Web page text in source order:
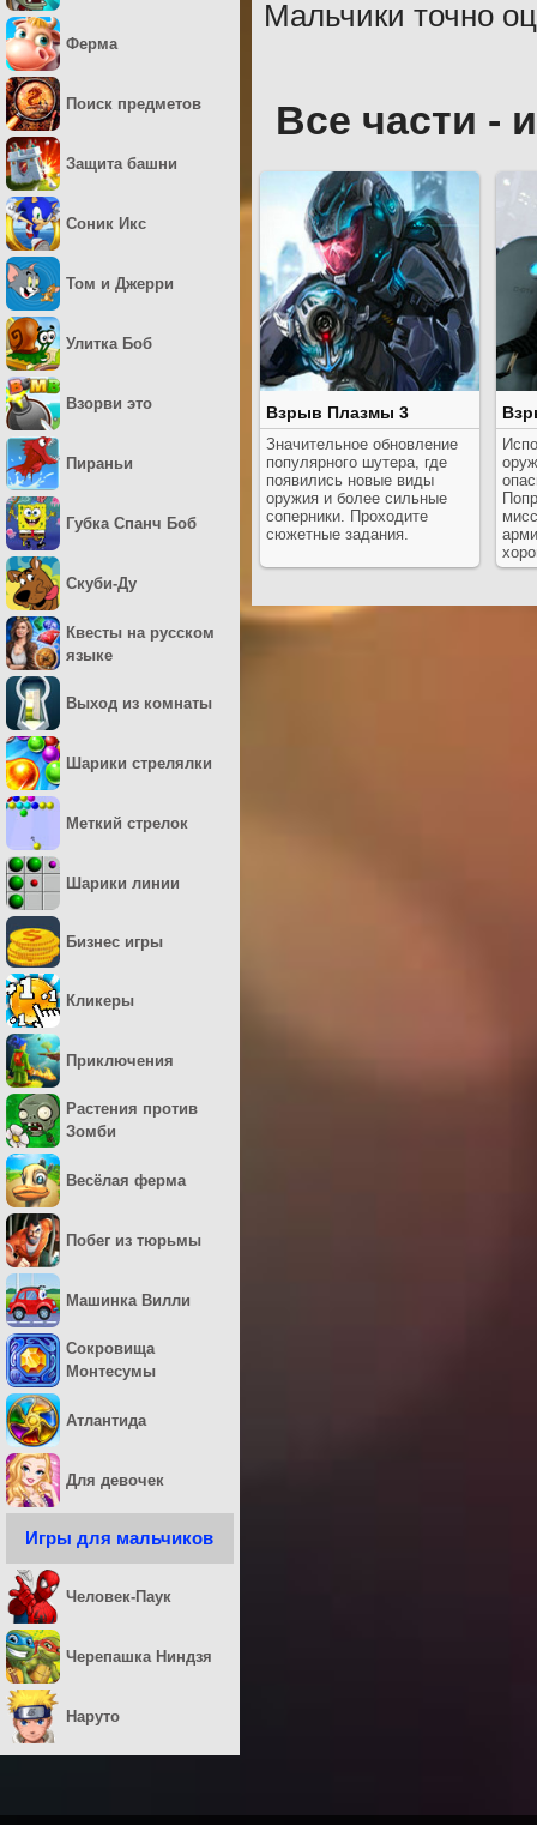
Мальчики точно
Все части -
Взрыв Плазмы 3
Значительное обновление
популярного шутера, где
появились новые виды
оружия и более сильные
соперники. Проходите
сюжетные задания.
Ферма
Поиск предметов
Защита башни
Соник Икс
Том и Джерри
Улитка Боб
Взорви это
Пираньи
Губка Спанч Боб
Скуби-Ду
Квесты на русском
языке
Выход из комнаты
Шарики стрелялки
Меткий стрелок
Шарики линии
Бизнес игры
Кликеры
Приключения
Растения против
Зомби
Весёлая ферма
Побег из тюрьмы
Машинка Вилли
Сокровища
Монтесумы
Атлантида
Для девочек
Игры для мальчиков
Человек-Паук
Черепашка Ниндзя
Наруто